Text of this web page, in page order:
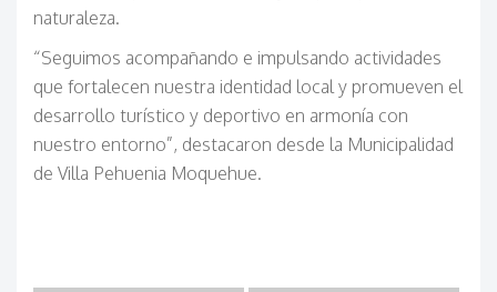
naturaleza.
“Seguimos acompañando e impulsando actividades
que fortalecen nuestra identidad local y promueven el
desarrollo turístico y deportivo en armonía con
nuestro entorno”, destacaron desde la Municipalidad
de Villa Pehuenia Moquehue.